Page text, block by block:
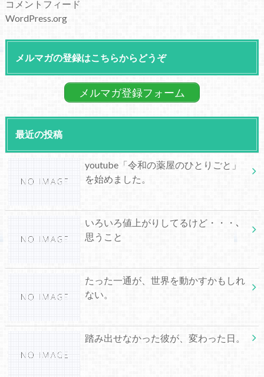
コメントフィード
WordPress.org
メルマガの登録はこちらからどうぞ
メルマガ登録フォーム
最近の投稿
youtube「令和の薬屋のひとりごと」
を始めました。
いろいろ値上がりしてるけど・・・､
思うこと
たった一通が、世界を動かすかもしれ
ない。
踏み出せなかった彼が、変わった日。